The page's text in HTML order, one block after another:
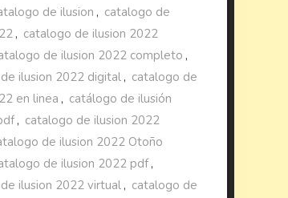
de ilusion , catalogo de
, catalogo de ilusion 2022
de ilusion 2022 completo ,
ilusion 2022 digital , catalogo de
en linea , catálogo de ilusión
, catalogo de ilusion 2022
de ilusion 2022 Otoño
de ilusion 2022 pdf,
ilusion 2022 virtual , catalogo de